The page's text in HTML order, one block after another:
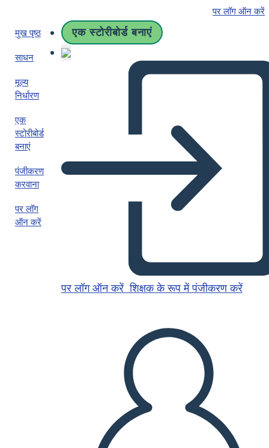
पर लॉग ऑन करें
मुख पृष्ठ
साधन
मूल्य
निर्धारण
एक
स्टोरीबोर्ड
बनाएं
पंजीकरण
करवाना
पर लॉग
ऑन करें
एक स्टोरीबोर्ड बनाएं
पर लॉग ऑन करें शिक्षक के रूप में पंजीकरण करें